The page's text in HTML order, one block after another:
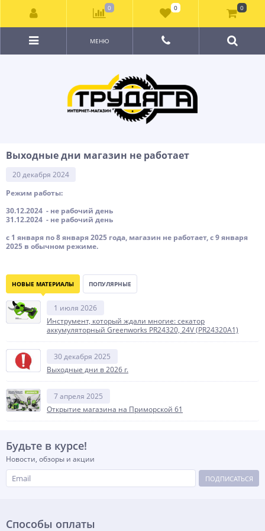
МЕНЮ
Выходные дни магазин не работает
20 декабря 2024
Режим работы:
30.12.2024 - не рабочий день
31.12.2024 - не рабочий день
с 1 января по 8 января 2025 года, магазин не работает, с 9 января
2025 в обычном режиме.
НОВЫЕ МАТЕРИАЛЫ ПОПУЛЯРНЫЕ
1 июля 2026
Инструмент, который ждали многие: секатор
аккумуляторный Greenworks PR24320, 24V (PR24320A1)
30 декабря 2025
Выходные дни в 2026 г.
7 апреля 2025
Открытие магазина на Приморской 61
Будьте в курсе!
Новости, обзоры и акции
ПОДПИСАТЬСЯ
Способы оплаты
0 0 0